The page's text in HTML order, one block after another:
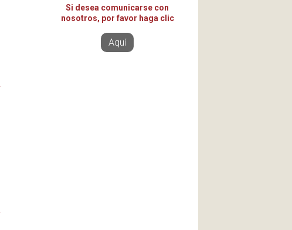
Si desea comunicarse con
nosotros, por favor haga clic
Aquí